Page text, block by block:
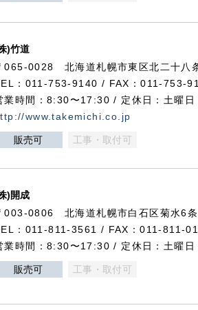
)竹道
065-0028 北海道札幌市東区北二十八
：011-753-9140 / FAX：011-753-
業時間：8:30〜17:30 / 定休日：土曜日
www.takemichi.co.jp
販売可 工事・取付可
)開成
003-0806 北海道札幌市白石区菊水6
：011-811-3561 / FAX：011-811-
業時間：8:30〜17:30 / 定休日：土曜日
販売可 工事・取付可